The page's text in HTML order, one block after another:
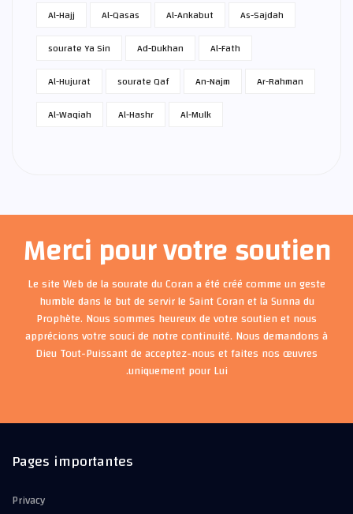
Al-Hajj
Al-Qasas Al-Ankabut
As-Sajdah
sourate Ya Sin
Ad-Dukhan
Al-Fath
Al-Hujurat
sourate Qaf An-Najm
Ar-Rahman
Al-Waqiah
Al-Hashr Al-Mulk
Merci pour votre soutien
Le site Web de la sourate du Coran a été créé comme un geste
humble dans le but de servir le Saint Coran et la Sunna du
Prophète. Nous sommes heureux de votre soutien et nous
apprécions votre souci de notre continuité. Nous demandons à
Dieu Tout-Puissant de acceptez-nous et faites nos œuvres
uniquement pour Lui.
Pages importantes
Privacy